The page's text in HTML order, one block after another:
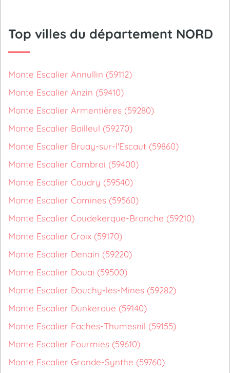
Top villes du département NORD
Monte Escalier Annullin (59112)
Monte Escalier Anzin (59410)
Monte Escalier Armentières (59280)
Monte Escalier Bailleul (59270)
Monte Escalier Bruay-sur-l'Escaut (59860)
Monte Escalier Cambrai (59400)
Monte Escalier Caudry (59540)
Monte Escalier Comines (59560)
Monte Escalier Coudekerque-Branche (59210)
Monte Escalier Croix (59170)
Monte Escalier Denain (59220)
Monte Escalier Douai (59500)
Monte Escalier Douchy-les-Mines (59282)
Monte Escalier Dunkerque (59140)
Monte Escalier Faches-Thumesnil (59155)
Monte Escalier Fourmies (59610)
Monte Escalier Grande-Synthe (59760)